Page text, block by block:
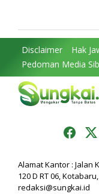
Disclaimer Hak
Pedoman Media
Alamat Kantor : Jalan
120 D RT 06,
redaksi@sungkai.id